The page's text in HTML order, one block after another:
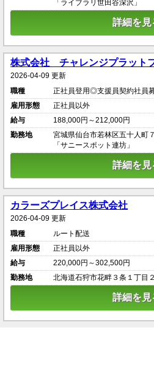
「ライブラリ世田谷深沢」
詳細を見
株式会社 チャレンジプラット
2026-04-09 更新
職種
正社員登用◎支援員契約社員
雇用形態
正社員以外
給与
188,000円～212,000円
勤務地
宮城県仙台市若林区五十人町
「サニースポット連坊」
詳細を見
カラーズプレイス株式会社
2026-04-09 更新
職種
ルート配送
雇用形態
正社員以外
給与
220,000円～302,500円
勤務地
北海道石狩市花畔３条１丁目
詳細を見